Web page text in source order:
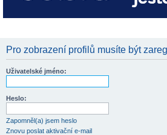
Pro zobrazení profilů musíte být
Uživatelské jméno:
Heslo:
Zapomněl(a) jsem heslo
Znovu poslat aktivační e-mail